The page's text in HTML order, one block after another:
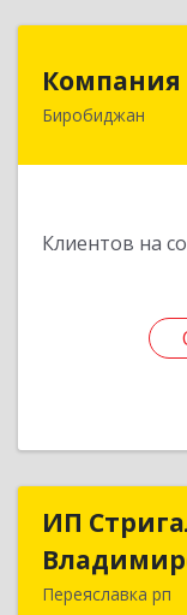
Биробиджан
Клиентов на
ИП
Переяславка рп